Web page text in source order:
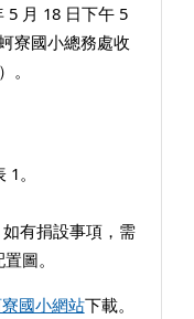
5 月 18 日下午 5
寮國小總務處收
。
。
有捐設事項，需
圖。
國小網站下載。